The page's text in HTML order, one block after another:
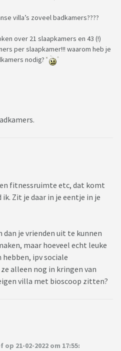
villa’s zoveel badkamers????
over 21 slaapkamers en 43 (!)
per slaapkamer!!! waarom heb je
nodig?
fitnessruimte etc, dat komt
Zit je daar in je eentje in je
je vrienden uit te kunnen
maar hoeveel echt leuke
hebben, ipv sociale
alleen nog in kringen van
villa met bioscoop zitten?
21-02-2022 om 17:55: